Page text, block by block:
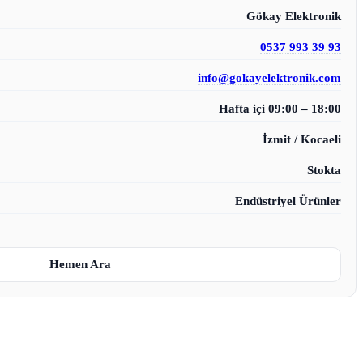
Gökay Elektronik
0537 993 39 93
info@gokayelektronik.com
Hafta içi 09:00 – 18:00
İzmit / Kocaeli
Stokta
Endüstriyel Ürünler
Hemen Ara